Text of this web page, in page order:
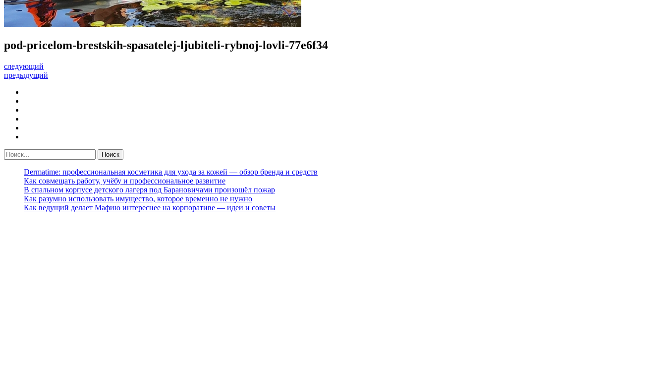
pod-pricelom-brestskih-spasatelej-ljubiteli-rybnoj-lovli-77e6f34
следующий
предыдущий
Dermatime: профессиональная косметика для ухода за кожей — обзор бренда и средств
Как совмещать работу, учёбу и профессиональное развитие
В спальном корпусе детского лагеря под Барановичами произошёл пожар
Как разумно использовать имущество, которое временно не нужно
Как ведущий делает Мафию интереснее на корпоративе — идеи и советы